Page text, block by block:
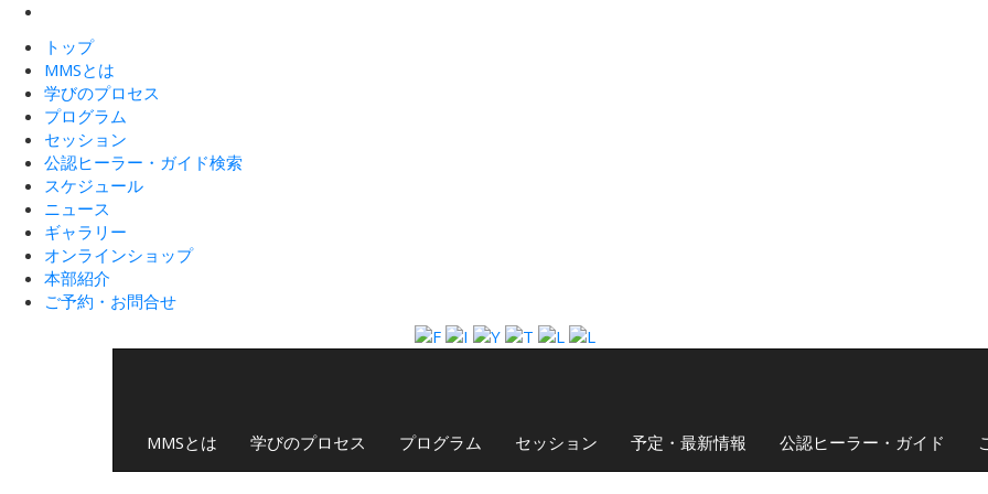
トップ
MMSとは
学びのプロセス
プログラム
セッション
公認ヒーラー・ガイド検索
スケジュール
ニュース
ギャラリー
オンラインショップ
本部紹介
ご予約・お問合せ
MMSとは 学びのプロセス プログラム セッション 予定・最新情報 公認ヒーラー・ガイド